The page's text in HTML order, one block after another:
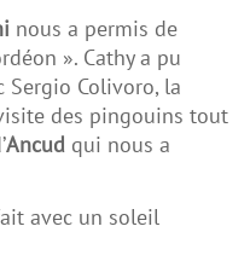
nous a permis de
». Cathy a pu
Sergio Colivoro, la
des pingouins tout
Ancud qui nous a
avec un soleil